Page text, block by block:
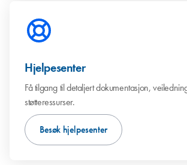
Hjelpesenter
Få tilgang til detaljert dokumentasjon,
støtteressurser.
Besøk hjelpesenter